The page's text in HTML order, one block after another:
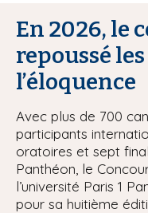
En 2026, le
repoussé
l’éloquence
Avec plus de 700
participants
oratoires et sept
Panthéon, le
l’université Paris 1
pour sa huitième